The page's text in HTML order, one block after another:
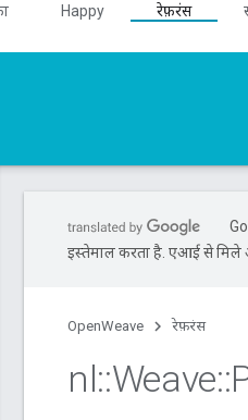
Happy रेफ़रंस
इस्तेमाल करता है. एआई से मिले
OpenWeave रेफ़रंस
nl::Weave::